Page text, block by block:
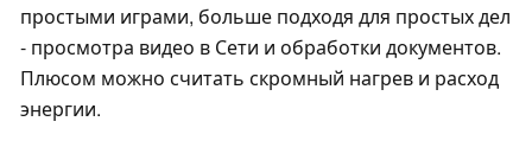
простыми играми, больше подходя для простых дел
- просмотра видео в Сети и обработки документов.
Плюсом можно считать скромный нагрев и расход
энергии.